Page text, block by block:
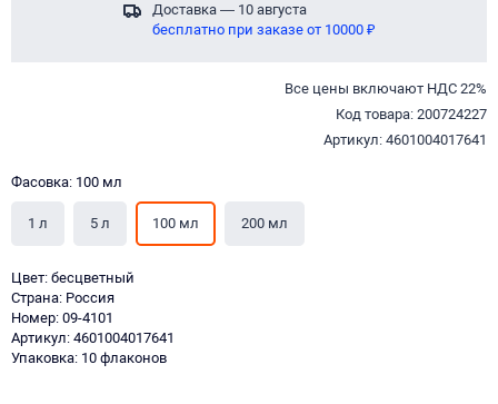
Доставка — 10 августа
бесплатно при заказе от 10000 ₽
Все цены включают НДС 22%
Код товара: 200724227
Артикул: 4601004017641
Фасовка: 100 мл
1 л 5 л 100 мл 200 мл
Цвет: бесцветный
Страна: Россия
Номер: 09-4101
Артикул: 4601004017641
Упаковка: 10 флаконов